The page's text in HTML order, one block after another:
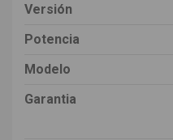
Versión
Potencia
Modelo
Garantia